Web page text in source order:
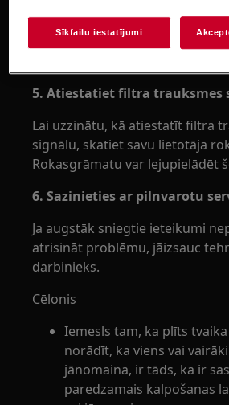
tirdzniecības vietās.
5. Atiestatiet filtra trauksmes
Lai uzzinātu, kā atiestatīt filtra
signālu, skatiet savu lietotāja
Rokasgrāmatu var lejupielādēt
6. Sazinieties ar pilnvarotu
Ja augstāk sniegtie ieteikumi
atrisināt problēmu, jāizsauc
darbinieks.
Cēlonis
Iemesls tam, ka plīts
norādīt, ka viens vai
jānomaina, ir tāds, ka ir
paredzamais kalpošanas
Sīkfailu iestatījumi